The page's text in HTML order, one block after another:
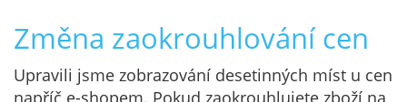
Změna zaokrouhlování cen
Upravili jsme zobrazování desetinných míst u cen